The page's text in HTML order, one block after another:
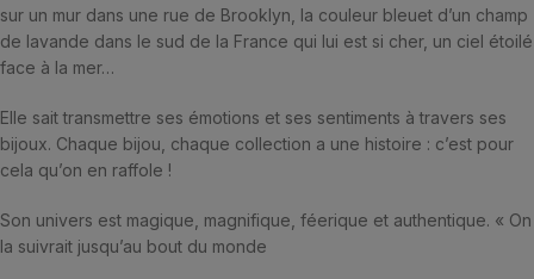
sur un mur dans une rue de Brooklyn, la couleur bleuet d’un champ
de lavande dans le sud de la France qui lui est si cher, un ciel étoilé
face à la mer…
Elle sait transmettre ses émotions et ses sentiments à travers ses
bijoux. Chaque bijou, chaque collection a une histoire : c’est pour
cela qu’on en raffole !
Son univers est magique, magnifique, féerique et authentique. « On
la suivrait jusqu’au bout du monde